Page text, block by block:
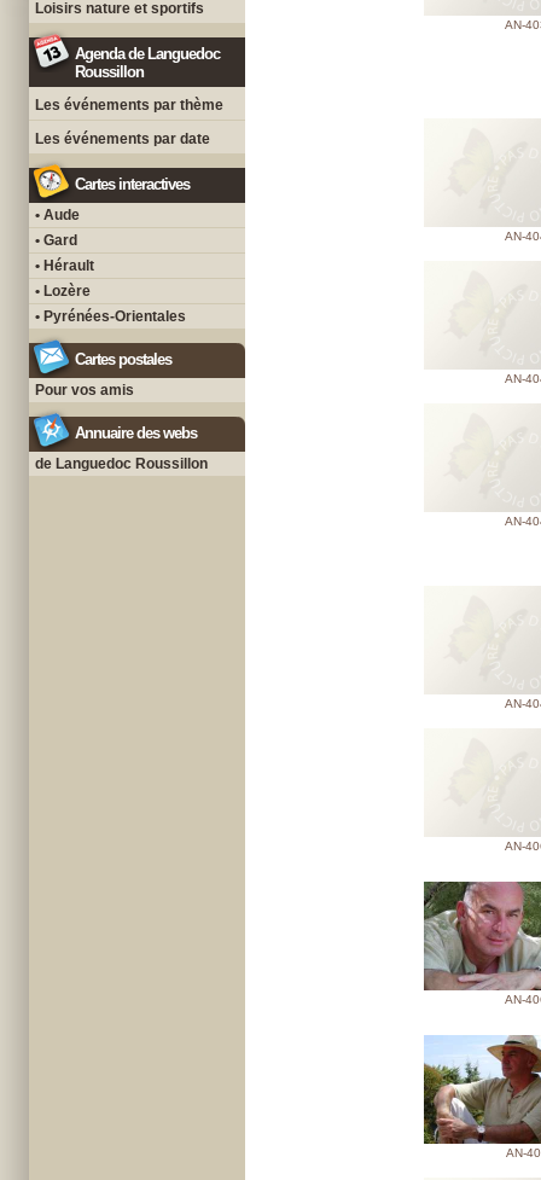
Loisirs nature et sportifs
Agenda de Languedoc
Roussillon
Les événements par thème
Les événements par date
Cartes interactives
• Aude
• Gard
• Hérault
• Lozère
• Pyrénées-Orientales
Cartes postales
Pour vos amis
Annuaire des webs
de Languedoc Roussillon
AN-
AN-
AN-
AN-
AN-
AN-
AN-
AN-